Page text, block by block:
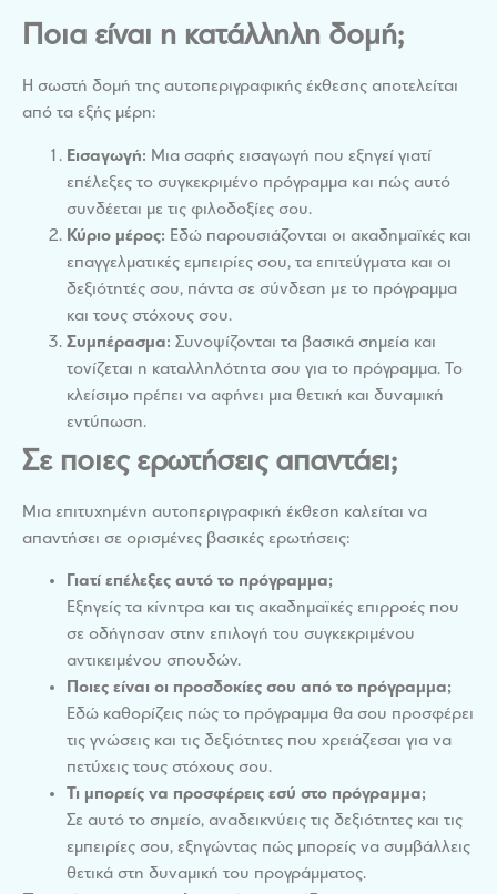
Ποια είναι η κατάλληλη δομή;
Η σωστή δομή της αυτοπεριγραφικής έκθεσης αποτελείται
από τα εξής μέρη:
Εισαγωγή: Μια σαφής εισαγωγή που εξηγεί γιατί
επέλεξες το συγκεκριμένο πρόγραμμα και πώς αυτό
συνδέεται με τις φιλοδοξίες σου.
Κύριο μέρος: Εδώ παρουσιάζονται οι ακαδημαϊκές και
επαγγελματικές εμπειρίες σου, τα επιτεύγματα και οι
δεξιότητές σου, πάντα σε σύνδεση με το πρόγραμμα
και τους στόχους σου.
Συμπέρασμα: Συνοψίζονται τα βασικά σημεία και
τονίζεται η καταλληλότητα σου για το πρόγραμμα. Το
κλείσιμο πρέπει να αφήνει μια θετική και δυναμική
εντύπωση.
Σε ποιες ερωτήσεις απαντάει;
Μια επιτυχημένη αυτοπεριγραφική έκθεση καλείται να
απαντήσει σε ορισμένες βασικές ερωτήσεις:
Γιατί επέλεξες αυτό το πρόγραμμα;
Εξηγείς τα κίνητρα και τις ακαδημαϊκές επιρροές που
σε οδήγησαν στην επιλογή του συγκεκριμένου
αντικειμένου σπουδών.
Ποιες είναι οι προσδοκίες σου από το πρόγραμμα;
Εδώ καθορίζεις πώς το πρόγραμμα θα σου προσφέρει
τις γνώσεις και τις δεξιότητες που χρειάζεσαι για να
πετύχεις τους στόχους σου.
Τι μπορείς να προσφέρεις εσύ στο πρόγραμμα;
Σε αυτό το σημείο, αναδεικνύεις τις δεξιότητες και τις
εμπειρίες σου, εξηγώντας πώς μπορείς να συμβάλλεις
θετικά στη δυναμική του προγράμματος.